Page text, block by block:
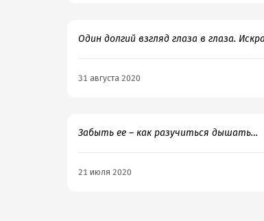
Один долгий взгляд глаза в глаза.
31 августа 2020
Забыть ее – как разучиться дышать…
21 июля 2020